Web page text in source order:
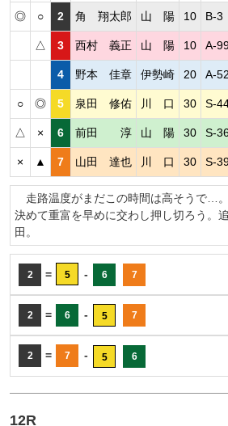
◎ ○ 2 角 翔太郎 山 陽 10 B-3
△ 3 西村 義正 山 陽 10 A-
4 野本 佳章 伊勢崎 20 A-52
○ ◎ 5 泉田 修佑 川 口 30 S-
△ × 6 前田 淳 山 陽 30 S-
× ▲ 7 山田 達也 川 口 30 S-
走路温度がまだこの時間は高そうで…
決めて重富を早めに交わし押し切ろう。
田。
2 = 5 - 6 7
2 = 6 - 5 7
2 = 7 - 5 6
12R